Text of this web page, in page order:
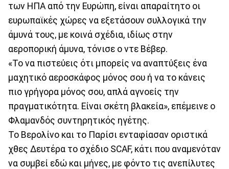
των ΗΠΑ από την Ευρώπη, είναι απαραίτητο οι
ευρωπαϊκές χώρες να εξετάσουν συλλογικά την
άμυνά τους, με κοινά σχέδια, ιδίως στην
αεροπορική άμυνα, τόνισε ο ντε Βέβερ.
«Το να πιστεύεις ότι μπορείς να αναπτύξεις ένα
μαχητικό αεροσκάφος μόνος σου ή να το κάνεις
πιο γρήγορα μόνος σου, απλά αγνοείς την
πραγματικότητα. Είναι σκέτη βλακεία», επέμεινε ο
Φλαμανδός συντηρητικός ηγέτης.
Το Βερολίνο και το Παρίσι ενταφίασαν οριστικά
χθες Δευτέρα το σχέδιο SCAF, κάτι που αναμενόταν
να συμβεί εδώ και μήνες, με φόντο τις ανεπίλυτες